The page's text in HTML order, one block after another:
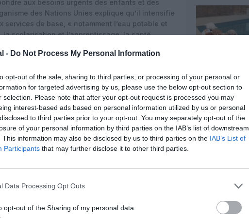
- Do Not Process My Personal Information
opt-out of the sale, sharing to third parties, or processing of your personal or
for targeted advertising by us, please use the below opt-out section to
selection. Please note that after your opt-out request is processed you may
interest-based ads based on personal information utilized by us or personal
to third parties prior to your opt-out. You may separately opt-out of the
of your personal information by third parties on the IAB’s list of downstream
This information may also be disclosed by us to third parties on the IAB’s List of
Participants that may further disclose it to other third parties.
Data Processing Opt Outs
opt-out of the Sharing of my personal data.
aux besoins urgents des enfants et des
des Nations Unies explique qu’il intensifie
services de base, « notamment l’eau potable et
la scolarisation et l’apprentissage, la santé
en espèces d’urgence. L’organisation
approvisionnements en eau potable dans les
des fournitures de santé, d’hygiène et
possible des familles à proximité de la ligne de
cabine chez easyJet, a déclaré : «en cette
de tant de nos clients accompagnent les
Notre partenaire UNICEF est à la pointe de la
équipes travaillant 24 heures sur 24 pour fournir
J’ai entendu de nombreux membres de notre
aider ces efforts, et je suis donc ravi que nous
Grâce à notre collecte à bord, les clients
les aidera à poursuivre le travail vital qu’ils
remercier par avance nos clients pour tout don et